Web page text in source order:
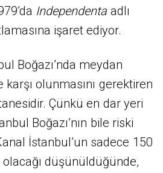
Independenta adlı
işaret ediyor.
Boğazı’nda meydan
karşı olunmasını gerektiren
Çünkü en dar yeri
Boğazı’nın bile riski
İstanbul’un sadece 150
düşünüldüğünde,